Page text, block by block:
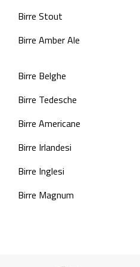
Birre Stout
Birre Amber Ale
Birre Belghe
Birre Tedesche
Birre Americane
Birre Irlandesi
Birre Inglesi
Birre Magnum